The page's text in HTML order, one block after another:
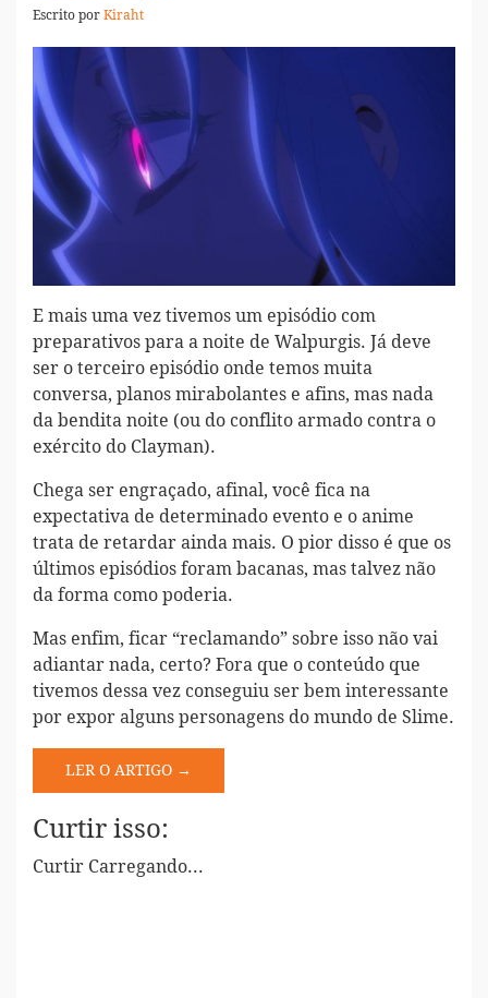
Escrito porKiraht
E mais uma vez tivemos um episódio com
preparativos para a noite de Walpurgis. Já deve
ser o terceiro episódio onde temos muita
conversa, planos mirabolantes e afins, mas nada
da bendita noite (ou do conflito armado contra o
exército do Clayman).
Chega ser engraçado, afinal, você fica na
expectativa de determinado evento e o anime
trata de retardar ainda mais. O pior disso é que os
últimos episódios foram bacanas, mas talvez não
da forma como poderia.
Mas enfim, ficar “reclamando” sobre isso não vai
adiantar nada, certo? Fora que o conteúdo que
tivemos dessa vez conseguiu ser bem interessante
por expor alguns personagens do mundo de Slime.
LER O ARTIGO →
Curtir isso:
Curtir Carregando...